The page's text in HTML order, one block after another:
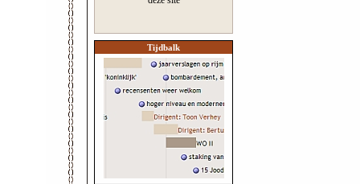
Tijdbalk